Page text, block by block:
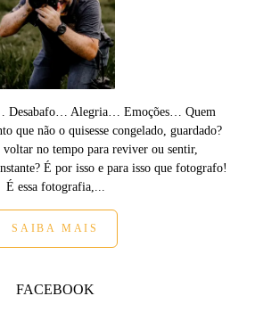
Alegria… Emoções… Quem
que não o quisesse congelado, guardado?
voltar no tempo para reviver ou sentir,
É por isso e para isso que fotografo!
É essa fotografia,...
SAIBA MAIS
FACEBOOK